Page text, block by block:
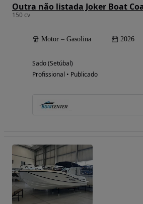
150 cv
Motor – Gasolina 2026
Sado (Setúbal)
Profissional • Publicado